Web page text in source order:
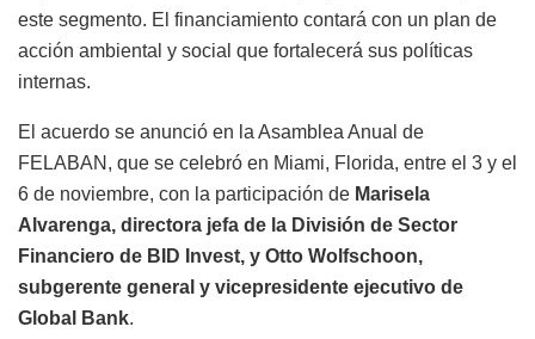
este segmento. El financiamiento contará con un plan de
acción ambiental y social que fortalecerá sus políticas
internas.
El acuerdo se anunció en la Asamblea Anual de
FELABAN, que se celebró en Miami, Florida, entre el 3 y el
6 de noviembre, con la participación de Marisela
Alvarenga, directora jefa de la División de Sector
Financiero de BID Invest, y Otto Wolfschoon,
subgerente general y vicepresidente ejecutivo de
Global Bank.